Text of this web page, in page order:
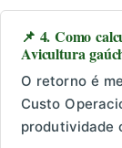
📌 4. Como
Avicultura
O retorno é
Custo
produtividade